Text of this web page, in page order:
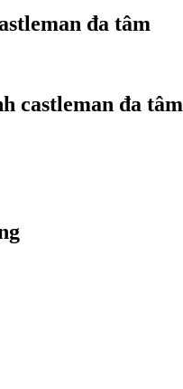
đa tâm
castleman đa tâm